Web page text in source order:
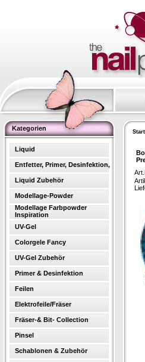
Kategorien
Liquid
Entfetter, Primer, Desinfektion,
Liquid Zubehör
Modellage-Powder
Modellage Farbpowder
Inspiration
UV-Gel
Colorgele Fancy
UV-Gel Zubehör
Primer & Desinfektion
Feilen
Elektrofeile/Fräser
Fräser-& Bit- Collection
Pinsel
Schablonen & Zubehör